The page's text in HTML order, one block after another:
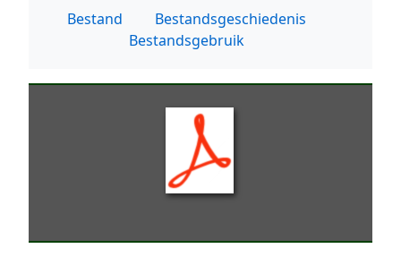
Bestand
Bestandsgeschiedenis
Bestandsgebruik